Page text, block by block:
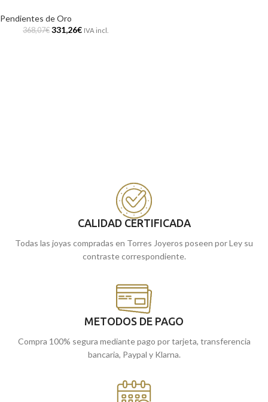
Pendientes de Oro
368,07€ 331,26€ IVA incl.
CALIDAD CERTIFICADA
Todas las joyas compradas en Torres Joyeros poseen por Ley su
contraste correspondiente.
METODOS DE PAGO
Compra 100% segura mediante pago por tarjeta, transferencia
bancaria, Paypal y Klarna.